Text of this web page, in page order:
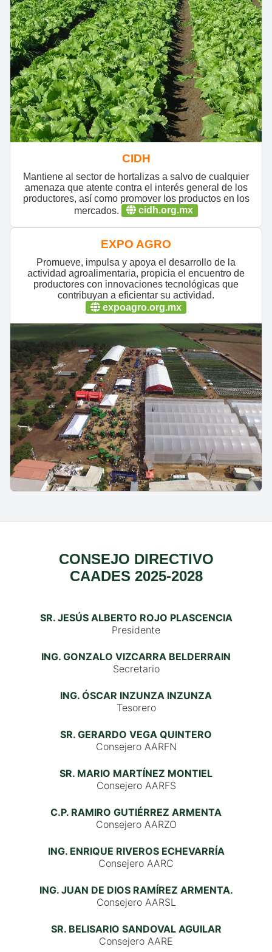
CIDH
Mantiene al sector de hortalizas a salvo de cualquier
amenaza que atente contra el interés general de los
productores, así como promover los productos en los
mercados.
cidh.org.mx
EXPO AGRO
Promueve, impulsa y apoya el desarrollo de la
actividad agroalimentaria, propicia el encuentro de
productores con innovaciones tecnológicas que
contribuyan a eficientar su actividad.
expoagro.org.mx
CONSEJO DIRECTIVO
CAADES 2025-2028
SR. JESÚS ALBERTO ROJO PLASCENCIA
Presidente
ING. GONZALO VIZCARRA BELDERRAIN
Secretario
ING. ÓSCAR INZUNZA INZUNZA
Tesorero
SR. GERARDO VEGA QUINTERO
Consejero AARFN
SR. MARIO MARTÍNEZ MONTIEL
Consejero AARFS
C.P. RAMIRO GUTIÉRREZ ARMENTA
Consejero AARZO
ING. ENRIQUE RIVEROS ECHEVARRÍA
Consejero AARC
ING. JUAN DE DIOS RAMÍREZ ARMENTA.
Consejero AARSL
SR. BELISARIO SANDOVAL AGUILAR
Consejero AARE